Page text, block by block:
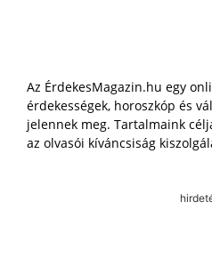
Az ÉrdekesMagazin.hu egy
érdekességek, horoszkóp és
jelennek meg. Tartalmaink
az olvasói kíváncsiság